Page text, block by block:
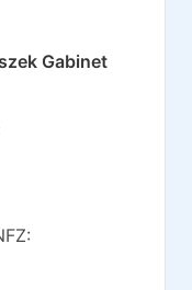
Gabinet